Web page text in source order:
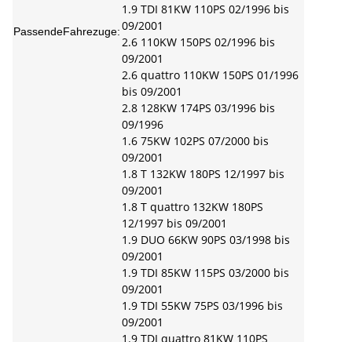
PassendeFahrezuge:
1.9 TDI 81KW 110PS 02/1996 bis
09/2001
2.6 110KW 150PS 02/1996 bis
09/2001
2.6 quattro 110KW 150PS 01/1996
bis 09/2001
2.8 128KW 174PS 03/1996 bis
09/1996
1.6 75KW 102PS 07/2000 bis
09/2001
1.8 T 132KW 180PS 12/1997 bis
09/2001
1.8 T quattro 132KW 180PS
12/1997 bis 09/2001
1.9 DUO 66KW 90PS 03/1998 bis
09/2001
1.9 TDI 85KW 115PS 03/2000 bis
09/2001
1.9 TDI 55KW 75PS 03/1996 bis
09/2001
1.9 TDI quattro 81KW 110PS